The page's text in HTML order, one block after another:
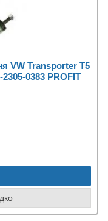
VW Transporter T5
0383 PROFIT